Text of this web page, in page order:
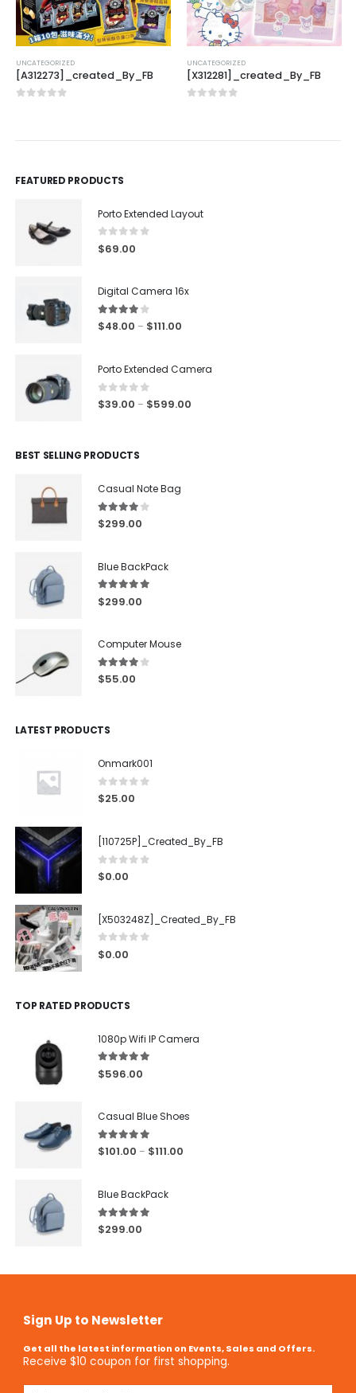
UNCATEGORIZED
[A312273]_created_By_FB
UNCATEGORIZED
[X312281]_created_By_FB
FEATURED PRODUCTS
Porto Extended Layout
0 out of 5
$69.00
Digital Camera 16x
4.00out of 5
$48.00 – $111.00
Porto Extended Camera
0out of 5
$39.00 – $599.00
BEST SELLING PRODUCTS
Casual Note Bag
4.00out of 5
$299.00
Blue BackPack
5.00out of 5
$299.00
Computer Mouse
4.00out of 5
$55.00
LATEST PRODUCTS
Onmark001
0out of 5
$25.00
[110725P]_Created_By_FB
0out of 5
$0.00
[X503248Z]_Created_By_FB
0 out of 5
$0.00
TOP RATED PRODUCTS
1080p Wifi IP Camera
5.00out of 5
$596.00
Casual Blue Shoes
5.00 out of 5
$101.00 – $111.00
Blue BackPack
5.00out of 5
$299.00
Sign Up to Newsletter
Get all the latest information on Events, Sales and Offers.
Receive $10 coupon for first shopping.